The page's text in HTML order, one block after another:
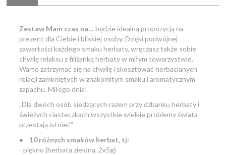
Zestaw Mam czas na… będzie idealną propozycją na
prezent dla Ciebie i bliskiej osoby. Dzięki podwójnej
zawartości każdego smaku herbaty, wręczasz także sobie
chwilę relaksu z filiżanką herbaty w miłym towarzystwie.
Warto zatrzymać się na chwilę i skosztować herbacianych
relacji zamkniętych w znakomitym smaku i aromatycznym
zapachu. Miłego dnia!
„Dla dwóch osób siedzących razem przy dzbanku herbaty i
świeżych ciasteczkach wszystkie wielkie problemy świata
przestają istnieć”
• 10 różnych smaków herbat, tj:
- piękno (herbata zielona, 2x5g)